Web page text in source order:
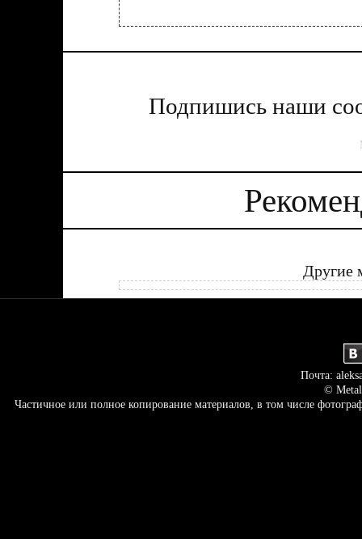
Подпишись наши
Другие
Почта:
©
Частичное или полное копирование материалов, в том числе